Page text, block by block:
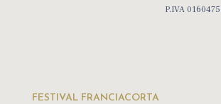
P.IVA
FESTIVAL FRANCIACORTA